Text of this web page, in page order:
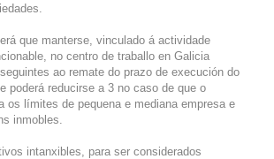
que manterse, vinculado á actividade
no centro de traballo en Galicia
ao remate do prazo de execución do
poderá reducirse a 3 no caso de que o
os límites de pequena e mediana empresa e
inmobles.
intanxibles, para ser considerados